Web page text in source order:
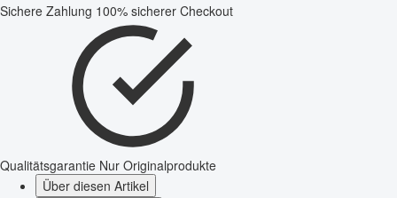
Sichere Zahlung 100% sicherer Checkout
Qualitätsgarantie Nur Originalprodukte
Über diesen Artikel